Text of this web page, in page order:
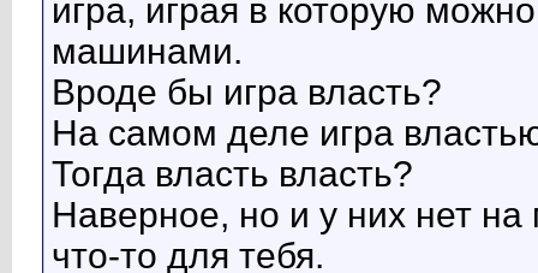
игра, играя в которую
машинами.
Вроде бы игра власть?
На самом деле игра
Тогда власть власть?
Наверное, но и у них нет
что-то для тебя.